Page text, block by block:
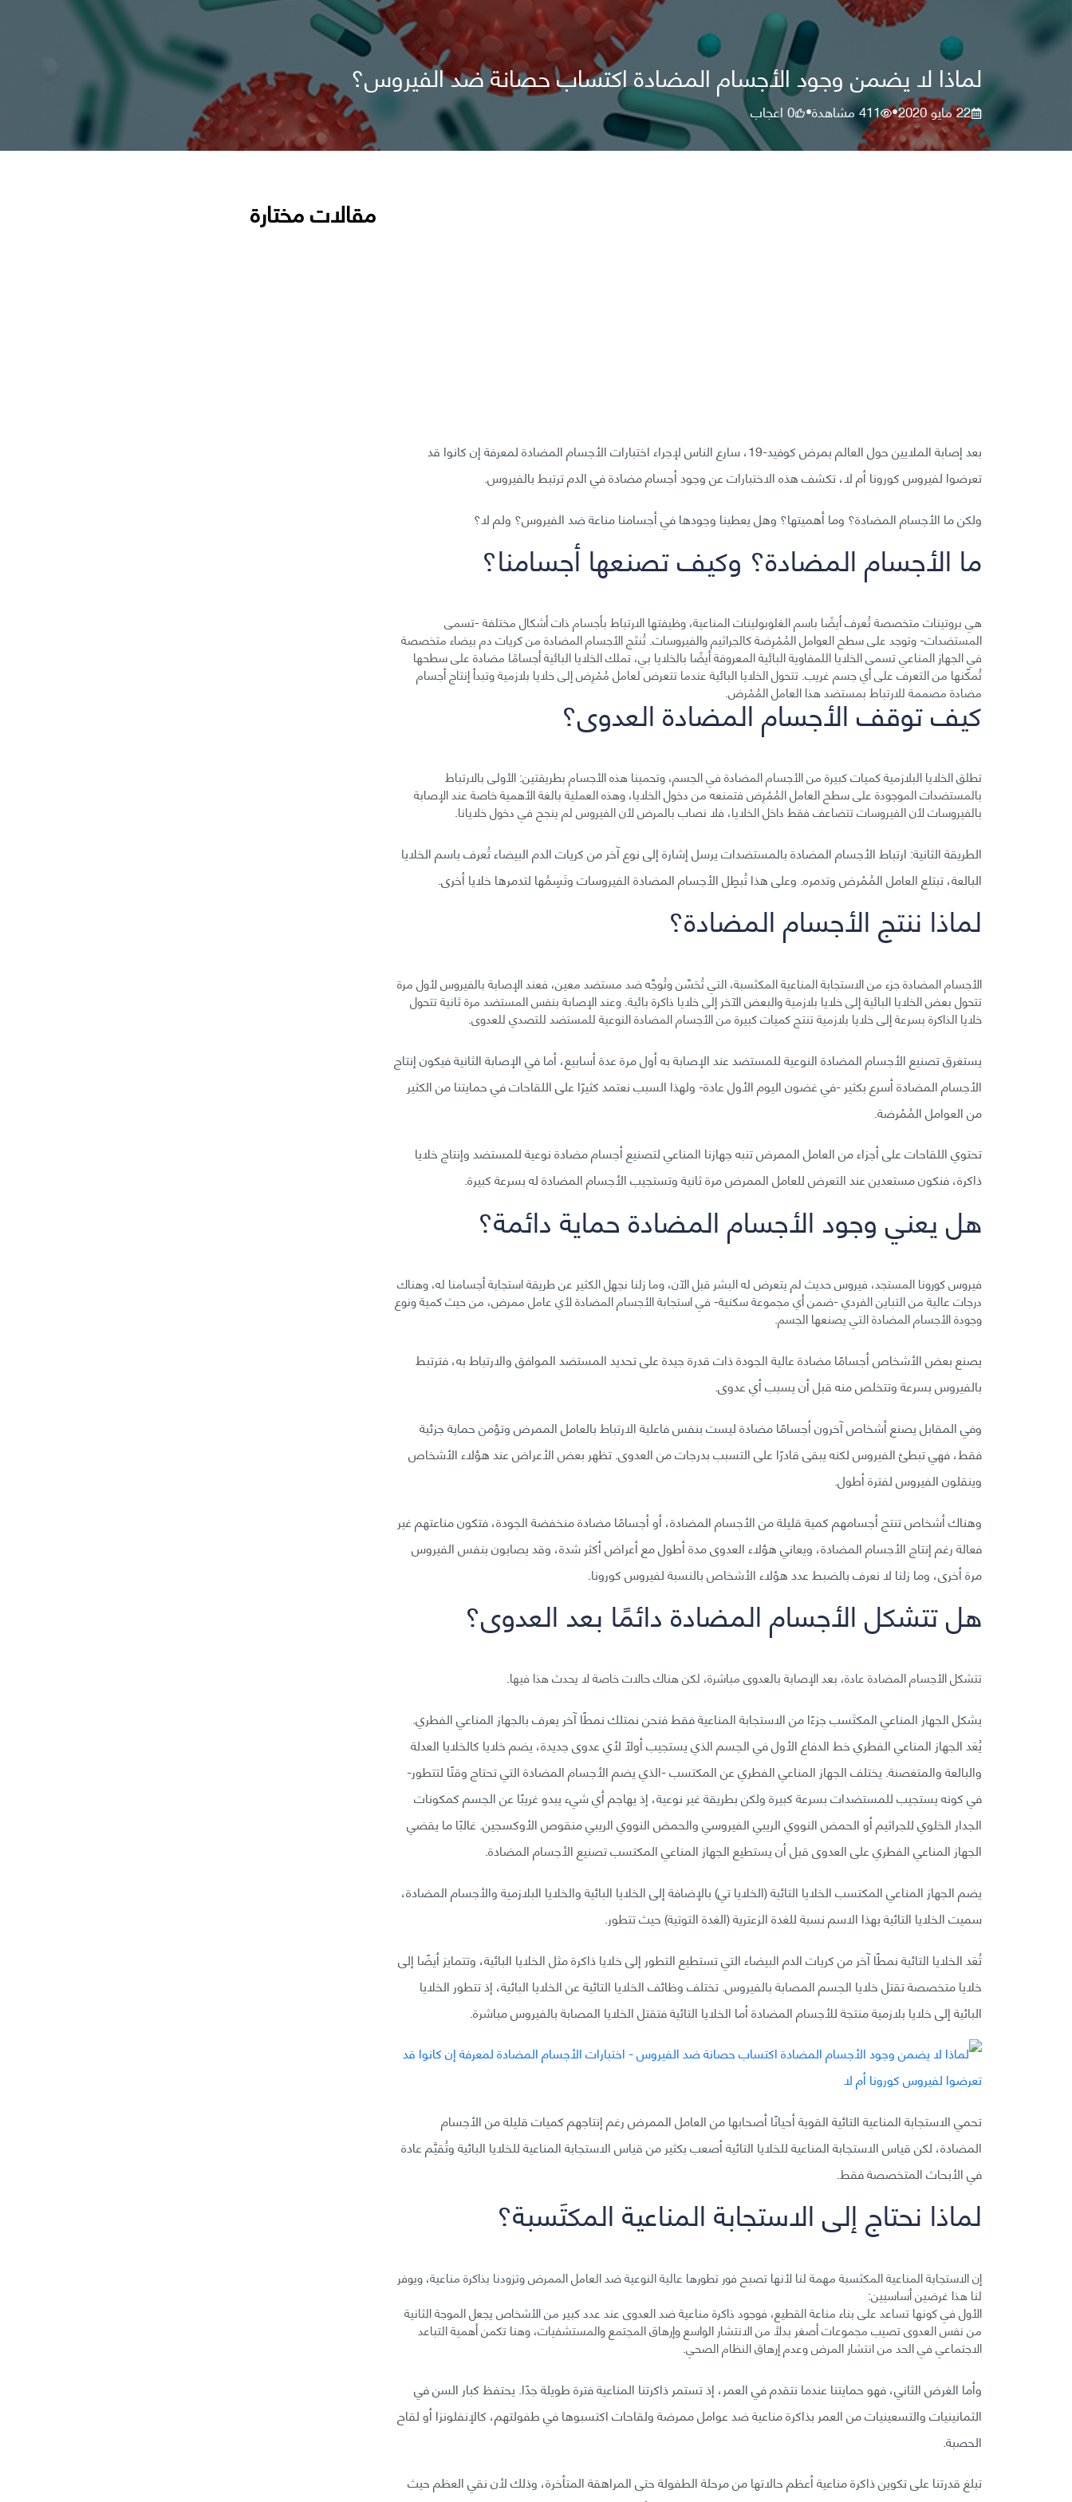
لماذا لا يضمن وجود الأجسام المضادة اكتساب حصانة ضد الفيروس؟
22 مايو 2020 •
411مشاهدة•
0اعجاب
بعد إصابة الملايين حول العالم بمرض كوفيد-19، سارع الناس لإجراء اختبارات الأجسام المضادة لمعرفة إن كانوا قد
تعرضوا لفيروس كورونا أم لا، تكشف هذه الاختبارات عن وجود أجسام مضادة في الدم ترتبط بالفيروس.
ولكن ما الأجسام المضادة؟ وما أهميتها؟ وهل يعطينا وجودها في أجسامنا مناعة ضد الفيروس؟ ولم لا؟
ما الأجسام المضادة؟ وكيف تصنعها أجسامنا؟
هي بروتينات متخصصة تُعرف أيضًا باسم الغلوبولينات المناعية، وظيفتها الارتباط بأجسام ذات أشكال مختلفة -تسمى
المستضدات- وتوجد على سطح العوامل المُمْرِضة كالجراثيم والفيروسات. تُنتَج الأجسام المضادة من كريات دم بيضاء متخصصة
في الجهاز المناعي تسمى الخلايا اللمفاوية البائية المعروفة أيضًا بالخلايا بي، تملك الخلايا البائية أجسامًا مضادة على سطحها
تُمكّنها من التعرف على أي جسم غريب. تتحول الخلايا البائية عندما تتعرض لعامل مُمْرِض إلى خلايا بلازمية وتبدأ إنتاج أجسام
مضادة مصممة للارتباط بمستضد هذا العامل المُمْرض.
كيف توقف الأجسام المضادة العدوى؟
تطلق الخلايا البلازمية كميات كبيرة من الأجسام المضادة في الجسم، وتحمينا هذه الأجسام بطريقتين: الأولى بالارتباط
بالمستضدات الموجودة على سطح العامل المُمْرِض فتمنعه من دخول الخلايا، وهذه العملية بالغة الأهمية خاصة عند الإصابة
بالفيروسات لأن الفيروسات تتضاعف فقط داخل الخلايا، فلا نصاب بالمرض لأن الفيروس لم ينجح في دخول خلايانا.
الطريقة الثانية: ارتباط الأجسام المضادة بالمستضدات يرسل إشارة إلى نوع آخر من كريات الدم البيضاء تُعرف باسم الخلايا
البالعة، تبتلع العامل المُمْرض وتدمره. وعلى هذا تُبطِل الأجسام المضادة الفيروسات وتَسِمُها لتدمرها خلايا أخرى.
لماذا ننتج الأجسام المضادة؟
الأجسام المضادة جزء من الاستجابة المناعية المكتَسبة، التي تُحَسَّن وتُوجَّه ضد مستضد معين، فعند الإصابة بالفيروس لأول مرة
تتحول بعض الخلايا البائية إلى خلايا بلازمية والبعض الآخر إلى خلايا ذاكرة بائية. وعند الإصابة بنفس المستضد مرة ثانية تتحول
خلايا الذاكرة بسرعة إلى خلايا بلازمية تنتج كميات كبيرة من الأجسام المضادة النوعية للمستضد للتصدي للعدوى.
يستغرق تصنيع الأجسام المضادة النوعية للمستضد عند الإصابة به أول مرة عدة أسابيع، أما في الإصابة الثانية فيكون إنتاج
الأجسام المضادة أسرع بكثير -في غضون اليوم الأول عادة- ولهذا السبب نعتمد كثيرًا على اللقاحات في حمايتنا من الكثير
من العوامل المُمْرضة.
تحتوي اللقاحات على أجزاء من العامل الممرض تنبه جهازنا المناعي لتصنيع أجسام مضادة نوعية للمستضد وإنتاج خلايا
ذاكرة، فنكون مستعدين عند التعرض للعامل الممرض مرة ثانية وتستجيب الأجسام المضادة له بسرعة كبيرة.
هل يعني وجود الأجسام المضادة حماية دائمة؟
فيروس كورونا المستجد، فيروس حديث لم يتعرض له البشر قبل الآن، وما زلنا نجهل الكثير عن طريقة استجابة أجسامنا له، وهناك
درجات عالية من التباين الفردي -ضمن أي مجموعة سكنية- في استجابة الأجسام المضادة لأي عامل ممرض، من حيث كمية ونوع
وجودة الأجسام المضادة التي يصنعها الجسم.
يصنع بعض الأشخاص أجسامًا مضادة عالية الجودة ذات قدرة جيدة على تحديد المستضد الموافق والارتباط به، فترتبط
بالفيروس بسرعة وتتخلص منه قبل أن يسبب أي عدوى.
وفي المقابل يصنع أشخاص آخرون أجسامًا مضادة ليست بنفس فاعلية الارتباط بالعامل الممرض وتؤمن حماية جزئية
فقط، فهي تبطئ الفيروس لكنه يبقى قادرًا على التسبب بدرجات من العدوى. تظهر بعض الأعراض عند هؤلاء الأشخاص
وينقلون الفيروس لفترة أطول.
وهناك أشخاص تنتج أجسامهم كمية قليلة من الأجسام المضادة، أو أجسامًا مضادة منخفضة الجودة، فتكون مناعتهم غير
فعالة رغم إنتاج الأجسام المضادة، ويعاني هؤلاء العدوى مدة أطول مع أعراض أكثر شدة، وقد يصابون بنفس الفيروس
مرة أخرى، وما زلنا لا نعرف بالضبط عدد هؤلاء الأشخاص بالنسبة لفيروس كورونا.
هل تتشكل الأجسام المضادة دائمًا بعد العدوى؟
تتشكل الأجسام المضادة عادة، بعد الإصابة بالعدوى مباشرة، لكن هناك حالات خاصة لا يحدث هذا فيها.
يشكل الجهاز المناعي المكتَسب جزءًا من الاستجابة المناعية فقط فنحن نمتلك نمطًا آخر يعرف بالجهاز المناعي الفطري.
يُعَد الجهاز المناعي الفطري خط الدفاع الأول في الجسم الذي يستجيب أولًا لأي عدوى جديدة، يضم خلايا كالخلايا العدلة
والبالعة والمتغصنة. يختلف الجهاز المناعي الفطري عن المكتسب -الذي يضم الأجسام المضادة التي تحتاج وقتًا لتتطور-
في كونه يستجيب للمستضدات بسرعة كبيرة ولكن بطريقة غير نوعية، إذ يهاجم أي شيء يبدو غريبًا عن الجسم كمكونات
الجدار الخلوي للجراثيم أو الحمض النووي الريبي الفيروسي والحمض النووي الريبي منقوص الأوكسجين. غالبًا ما يقضي
الجهاز المناعي الفطري على العدوى قبل أن يستطيع الجهاز المناعي المكتسب تصنيع الأجسام المضادة.
يضم الجهاز المناعي المكتسب الخلايا التائية (الخلايا تي) بالإضافة إلى الخلايا البائية والخلايا البلازمية والأجسام المضادة،
سميت الخلايا التائية بهذا الاسم نسبة للغدة الزعترية (الغدة التوتية) حيث تتطور.
تُعَد الخلايا التائية نمطًا آخر من كريات الدم البيضاء التي تستطيع التطور إلى خلايا ذاكرة مثل الخلايا البائية، وتتمايز أيضًا إلى
خلايا متخصصة تقتل خلايا الجسم المصابة بالفيروس. تختلف وظائف الخلايا التائية عن الخلايا البائية، إذ تتطور الخلايا
البائية إلى خلايا بلازمية منتجة للأجسام المضادة أما الخلايا التائية فتقتل الخلايا المصابة بالفيروس مباشرة.
تحمي الاستجابة المناعية التائية القوية أحيانًا أصحابها من العامل الممرض رغم إنتاجهم كميات قليلة من الأجسام
المضادة، لكن قياس الاستجابة المناعية للخلايا التائية أصعب بكثير من قياس الاستجابة المناعية للخلايا البائية وتُقيَّم عادة
في الأبحاث المتخصصة فقط.
لماذا نحتاج إلى الاستجابة المناعية المكتَسبة؟
إن الاستجابة المناعية المكتَسبة مهمة لنا لأنها تصبح فور تطورها عالية النوعية ضد العامل الممرض وتزودنا بذاكرة مناعية، ويوفر
لنا هذا غرضين أساسيين:
الأول في كونها تساعد على بناء مناعة القطيع، فوجود ذاكرة مناعية ضد العدوى عند عدد كبير من الأشخاص يجعل الموجة الثانية
من نفس العدوى تصيب مجموعات أصغر بدلًا من الانتشار الواسع وإرهاق المجتمع والمستشفيات، وهنا تكمن أهمية التباعد
الاجتماعي في الحد من انتشار المرض وعدم إرهاق النظام الصحي.
وأما الغرض الثاني، فهو حمايتنا عندما نتقدم في العمر، إذ تستمر ذاكرتنا المناعية فترة طويلة جدًا. يحتفظ كبار السن في
الثمانينيات والتسعينيات من العمر بذاكرة مناعية ضد عوامل ممرضة ولقاحات اكتسبوها في طفولتهم، كالإنفلونزا أو لقاح
الحصبة.
تبلغ قدرتنا على تكوين ذاكرة مناعية أعظم حالاتها من مرحلة الطفولة حتى المراهقة المتأخرة، وذلك لأن نقي العظم حيث
مقالات مختارة